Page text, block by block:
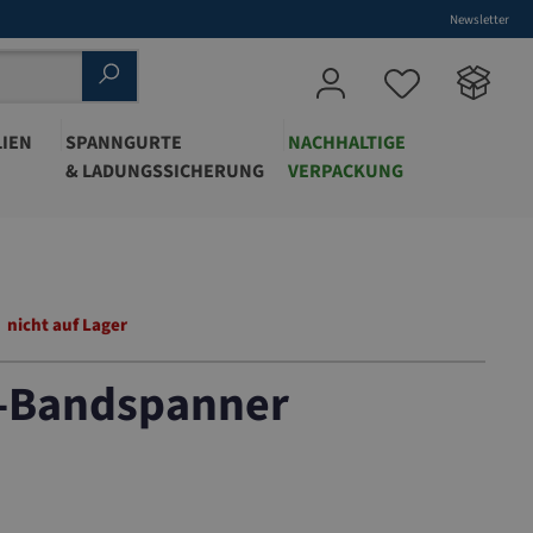
Newsletter
SPANNGURTE
& LADUNGSSICHERUNG
NACHHALTIGE
VERPACKUNG
nicht auf Lager